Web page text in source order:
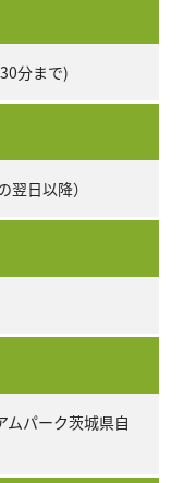
分まで)
日以降）
パーク茨城県自